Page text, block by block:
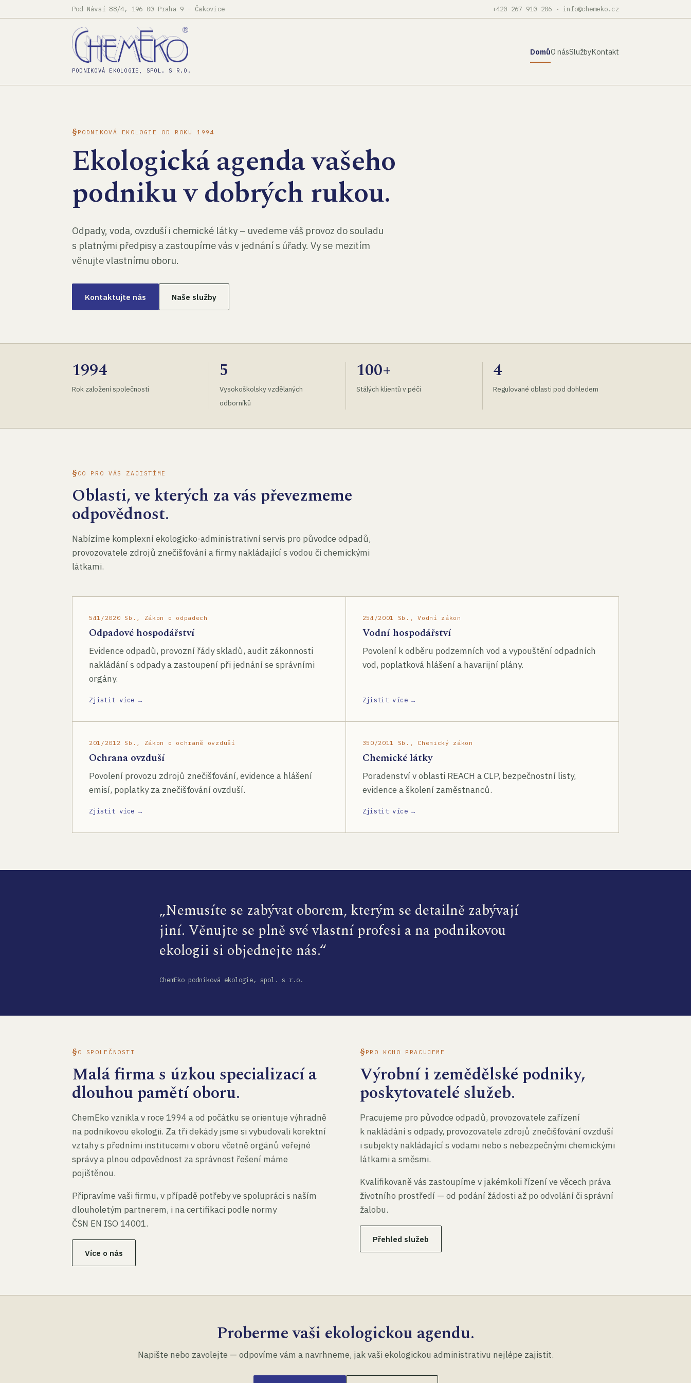
Pod Návsí 88/4, 196 00 Praha 9 – Čakovice +420 267 910 206 · info@chemeko.cz
PODNIKOVÁ EKOLOGIE, SPOL. S R.O.
DomůO násSlužbyKontakt
PODNIKOVÁ EKOLOGIE OD ROKU 1994
Ekologická agenda vašeho
podniku v dobrých rukou.
Odpady, voda, ovzduší i chemické látky – uvedeme váš provoz do souladu
s platnými předpisy a zastoupíme vás v jednání s úřady. Vy se mezitím
věnujte vlastnímu oboru.
Kontaktujte nás Naše služby
1994
Rok založení společnosti
5
Vysokoškolsky vzdělaných
odborníků
100+
Stálých klientů v péči
4
Regulované oblasti pod dohledem
CO PRO VÁS ZAJISTÍME
Oblasti, ve kterých za vás převezmeme
odpovědnost.
Nabízíme komplexní ekologicko-administrativní servis pro původce odpadů,
provozovatele zdrojů znečišťování a firmy nakládající s vodou či chemickými
látkami.
541/2020 Sb., Zákon o odpadech
Odpadové hospodářství
Evidence odpadů, provozní řády skladů, audit zákonnosti
nakládání s odpady a zastoupení při jednání se správními
orgány.
Zjistit více →
254/2001 Sb., Vodní zákon
Vodní hospodářství
Povolení k odběru podzemních vod a vypouštění odpadních
vod, poplatková hlášení a havarijní plány.
Zjistit více →
201/2012 Sb., Zákon o ochraně ovzduší
Ochrana ovzduší
Povolení provozu zdrojů znečišťování, evidence a hlášení
emisí, poplatky za znečišťování ovzduší.
Zjistit více →
350/2011 Sb., Chemický zákon
Chemické látky
Poradenství v oblasti REACH a CLP, bezpečnostní listy,
evidence a školení zaměstnanců.
Zjistit více →
„Nemusíte se zabývat oborem, kterým se detailně zabývají
jiní. Věnujte se plně své vlastní profesi a na podnikovou
ekologii si objednejte nás.“
ChemEko podniková ekologie, spol. s r.o.
O SPOLEČNOSTI
Malá firma s úzkou specializací a
dlouhou pamětí oboru.
ChemEko vznikla v roce 1994 a od počátku se orientuje výhradně
na podnikovou ekologii. Za tři dekády jsme si vybudovali korektní
vztahy s předními institucemi v oboru včetně orgánů veřejné
správy a plnou odpovědnost za správnost řešení máme
pojištěnou.
Připravíme vaši firmu, v případě potřeby ve spolupráci s naším
dlouholetým partnerem, i na certifikaci podle normy
ČSN EN ISO 14001.
Více o nás
PRO KOHO PRACUJEME
Výrobní i zemědělské podniky,
poskytovatelé služeb.
Pracujeme pro původce odpadů, provozovatele zařízení
k nakládání s odpady, provozovatele zdrojů znečišťování ovzduší
i subjekty nakládající s vodami nebo s nebezpečnými chemickými
látkami a směsmi.
Kvalifikovaně vás zastoupíme v jakémkoli řízení ve věcech práva
životního prostředí — od podání žádosti až po odvolání či správní
žalobu.
Přehled služeb
Proberme vaši ekologickou agendu.
Napište nebo zavolejte — odpovíme vám a navrhneme, jak vaši ekologickou administrativu nejlépe zajistit.